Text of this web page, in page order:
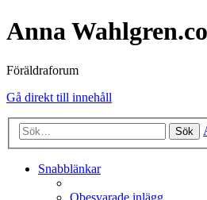
Anna
Föräldraforum
Gå direkt till innehåll
Sök
Snabblänkar